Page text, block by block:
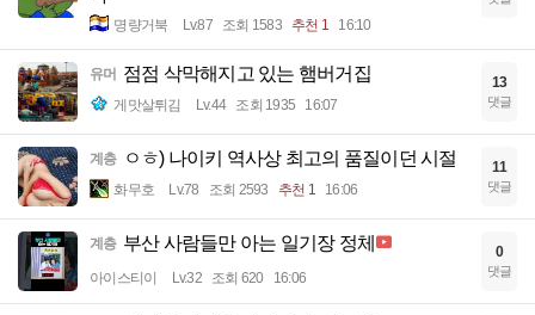
명량거북 Lv.87 조회 1583 추천 1 16:10
유머 점점 삭막해지고 있는 햄버거집
게맛살튀김 Lv.44 조회 1935 16:07
13
댓글
계층 ㅇㅎ) 나이키 역사상 최고의 품질이던 시절
화무호 Lv.78 조회 2593 추천 1 16:06
11
댓글
계층 부산 사람들만 아는 일기장 정체
아이스티이 Lv.32 조회 620 16:06
0
댓글